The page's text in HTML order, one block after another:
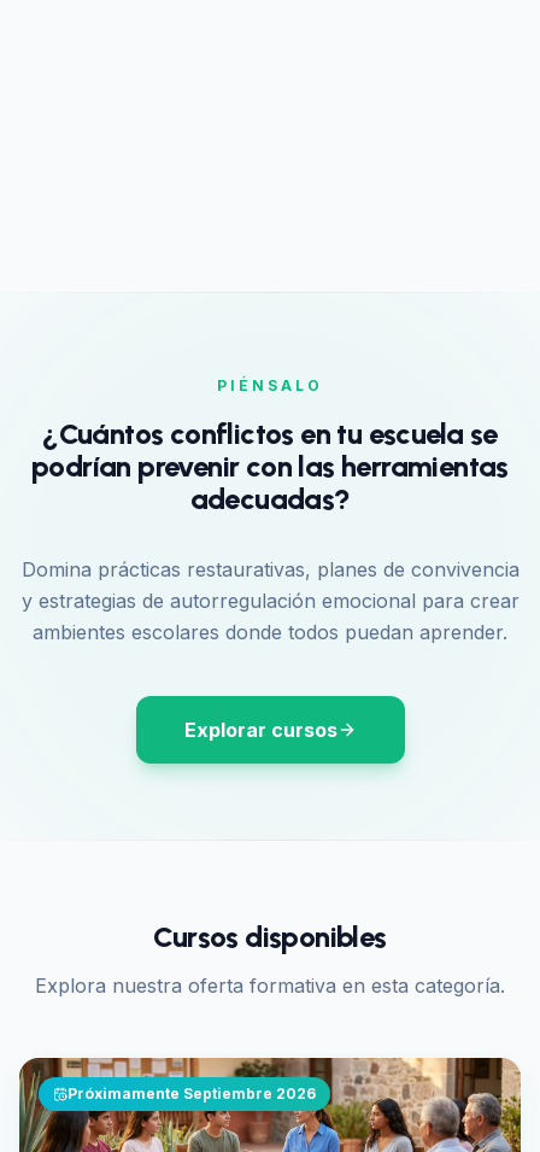
PIÉNSALO
¿Cuántos conflictos en tu escuela se
podrían prevenir con las herramientas
adecuadas?
Domina prácticas restaurativas, planes de convivencia
y estrategias de autorregulación emocional para crear
ambientes escolares donde todos puedan aprender.
Explorar cursos
Cursos disponibles
Explora nuestra oferta formativa en esta categoría.
Próximamente Septiembre 2026